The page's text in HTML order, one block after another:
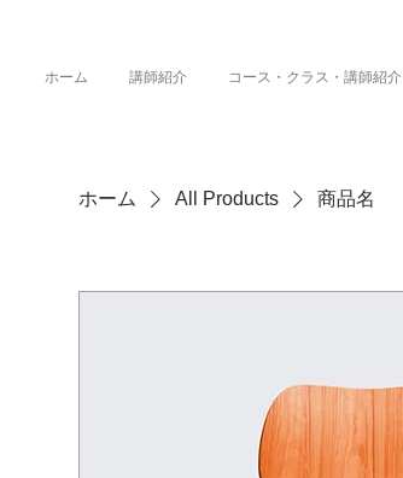
ホーム 講師紹介 コース・クラス・講師紹介
ホーム All Products 商品名